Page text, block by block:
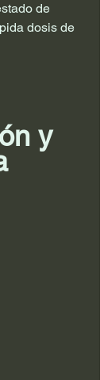
de
dosis de
y